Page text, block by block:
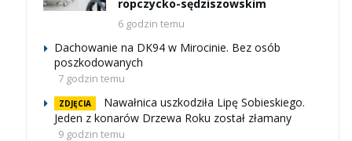
ropczycko-sędziszowskim
6 godzin temu
Dachowanie na DK94 w Mirocinie. Bez osób
poszkodowanych
7 godzin temu
ZDJĘCIA
Nawałnica uszkodziła Lipę Sobieskiego.
Jeden z konarów Drzewa Roku został złamany
9 godzin temu